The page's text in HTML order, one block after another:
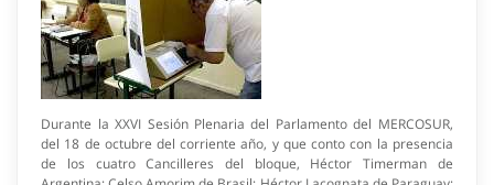
Durante la XXVI Sesión Plenaria del Parlamento del MERCOSUR,
del 18 de octubre del corriente año, y que conto con la presencia
de los cuatro Cancilleres del bloque, Héctor Timerman de